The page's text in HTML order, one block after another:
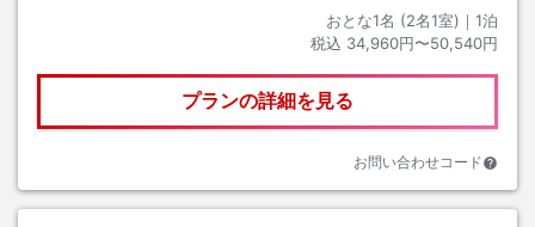
おとな1名 (2名1室)｜ 1泊
税込 34,960円〜50,540円
プランの詳細を見る
お問い合わせコード